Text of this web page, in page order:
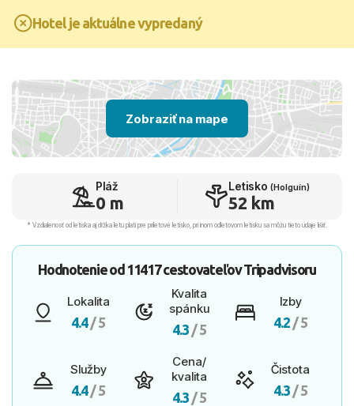
Hotel je aktuálne vypredaný
Zobraziť na mape
Pláž
0 m
Letisko (Holguín)
52 km
* Vzdialenosť od letiska aj dľžka letu platí pre príletové letisko, pri inom odletovom letisku sa môžu tieto údaje líšiť.
Hodnotenie od 11417 cestovateľovTripadvisoru
Lokalita
4.4/ 5
Kvalita
spánku
4.3 / 5
Izby
4.2 / 5
Služby
4.4/ 5
Cena/
kvalita
4.3 / 5
Čistota
4.3 / 5